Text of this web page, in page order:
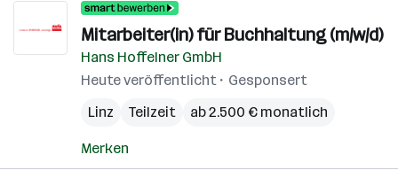
Mitarbeiter(in) für Buchhaltung (m/w/d)
Hans Hoffelner GmbH
Heute veröffentlicht
Gesponsert
Linz
Teilzeit ab 2.500 € monatlich
Merken